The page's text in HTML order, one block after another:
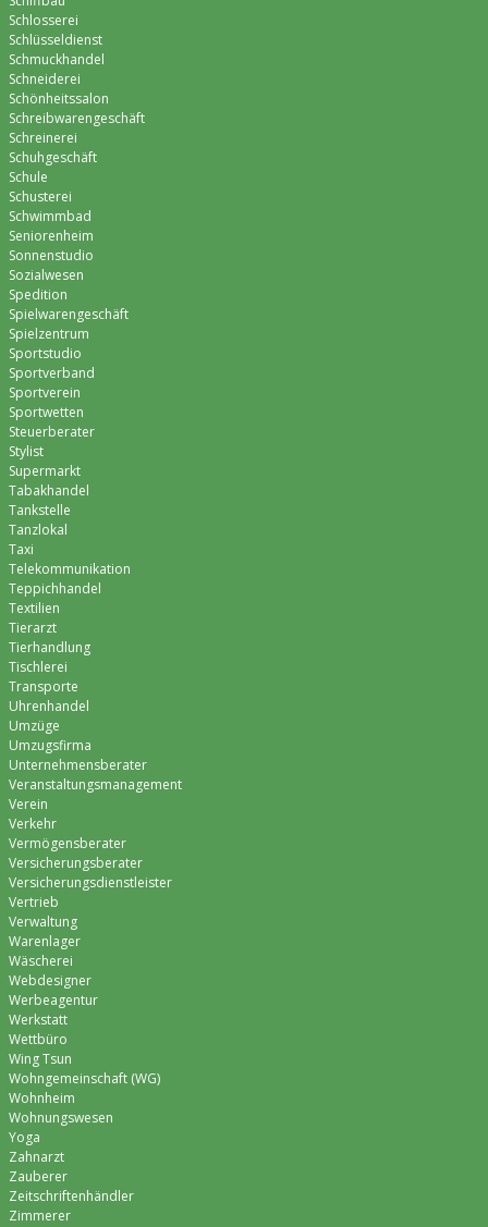
Schlosserei
Schlüsseldienst
Schmuckhandel
Schneiderei
Schönheitssalon
Schreibwarengeschäft
Schreinerei
Schuhgeschäft
Schule
Schusterei
Schwimmbad
Seniorenheim
Sonnenstudio
Sozialwesen
Spedition
Spielwarengeschäft
Spielzentrum
Sportstudio
Sportverband
Sportverein
Sportwetten
Steuerberater
Stylist
Supermarkt
Tabakhandel
Tankstelle
Tanzlokal
Taxi
Telekommunikation
Teppichhandel
Textilien
Tierarzt
Tierhandlung
Tischlerei
Transporte
Uhrenhandel
Umzüge
Umzugsfirma
Unternehmensberater
Veranstaltungsmanagement
Verein
Verkehr
Vermögensberater
Versicherungsberater
Versicherungsdienstleister
Vertrieb
Verwaltung
Warenlager
Wäscherei
Webdesigner
Werbeagentur
Werkstatt
Wettbüro
Wing Tsun
Wohngemeinschaft (WG)
Wohnheim
Wohnungswesen
Yoga
Zahnarzt
Zauberer
Zeitschriftenhändler
Zimmerer